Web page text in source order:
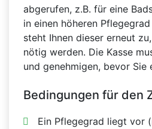
abgerufen, z.B. für eine
in einen höheren
steht Ihnen dieser erneut
nötig werden. Die Kasse
und genehmigen, bevor Sie
Bedingungen für den
Ein Pflegegrad liegt vor